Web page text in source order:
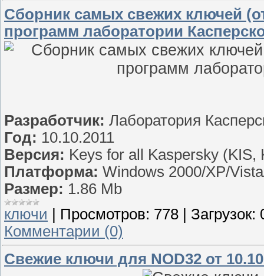
Сборник самых свежих ключей
программ лаборатории
Разработчик: Лаборатория
Год: 10.10.2011
Версия: Keys for all Kaspersky (KIS,
Платформа: Windows 2000/XP/
Размер: 1.86 Mb
ключи | Просмотров: 778 | Загрузок:
Комментарии (0)
Свежие ключи для NOD32 от